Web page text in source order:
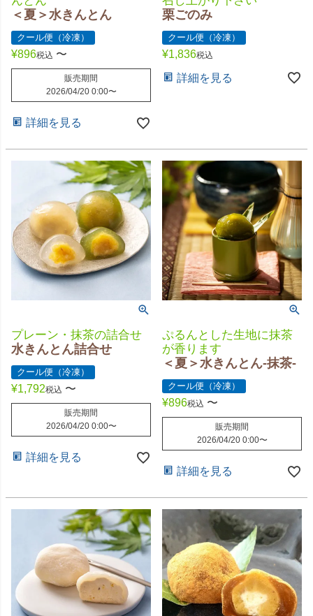
＜夏＞水きんとん
クール便（冷凍）
¥896税込 〜
販売期間
2026/04/20 0:00〜
詳細を見る
栗ごのみ
クール便（冷凍）
¥1,836税込
詳細を見る
プレーン・抹茶の詰合せ
水きんとん詰合せ
クール便（冷凍）
¥1,792税込 〜
販売期間
2026/04/20 0:00〜
詳細を見る
ぷるんとした生地に抹茶
が香ります
＜夏＞水きんとん-抹茶-
クール便（冷凍）
¥896税込 〜
販売期間
2026/04/20 0:00〜
詳細を見る